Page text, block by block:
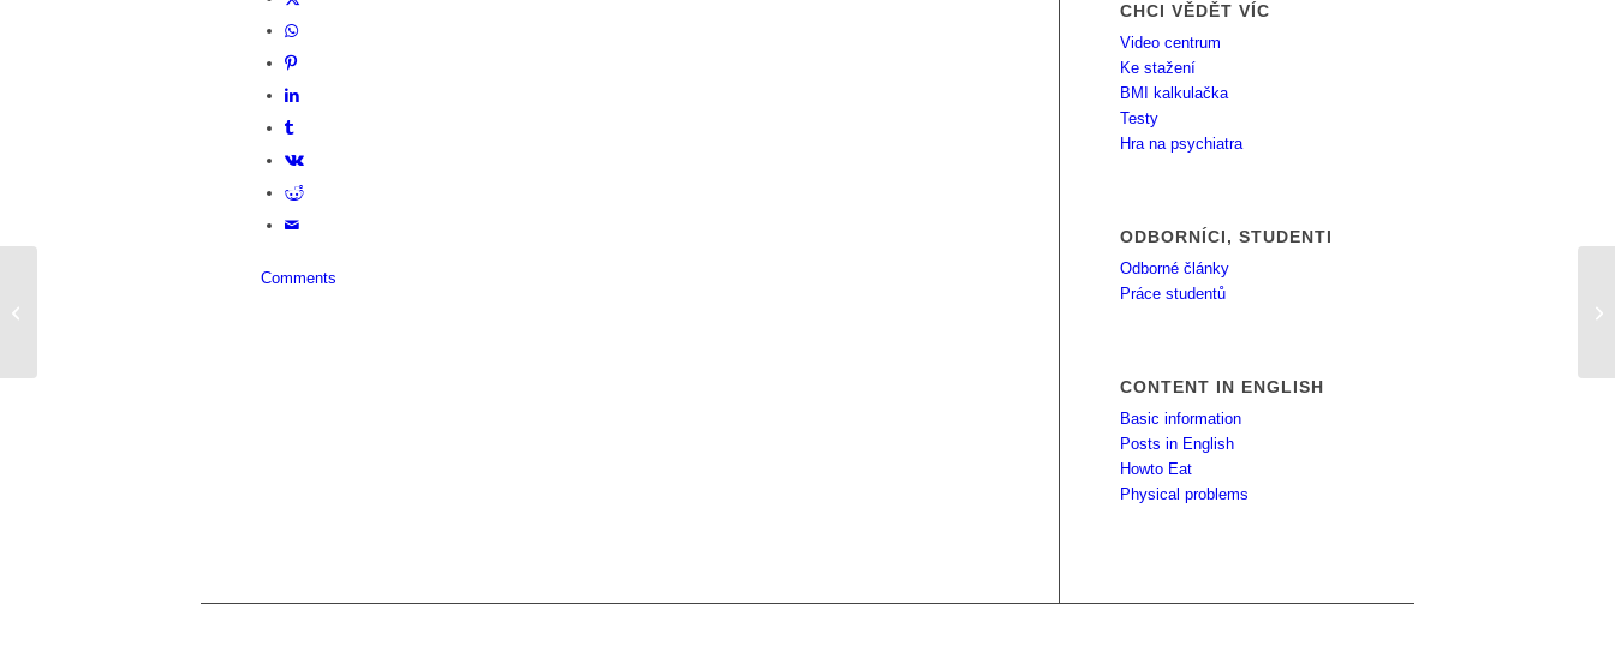
Comments
CHCI VĚDĚT VÍC
Video centrum
Ke stažení
BMI kalkulačka
Testy
Hra na psychiatra
ODBORNÍCI, STUDENTI
Odborné články
Práce studentů
CONTENT IN ENGLISH
Basic information
Posts in English
Howto Eat
Physical problems